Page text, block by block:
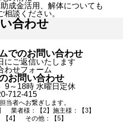
成金活用、解体についても
相談ください。
合わせ
でのお問い合わせ
にご返信いたします
わせフォーム
お問い合わせ
9～18時 水曜日定休
712-415
当者へお繋ぎします。
業者様：【2】施主様：【3】
【4】 その他：【5】